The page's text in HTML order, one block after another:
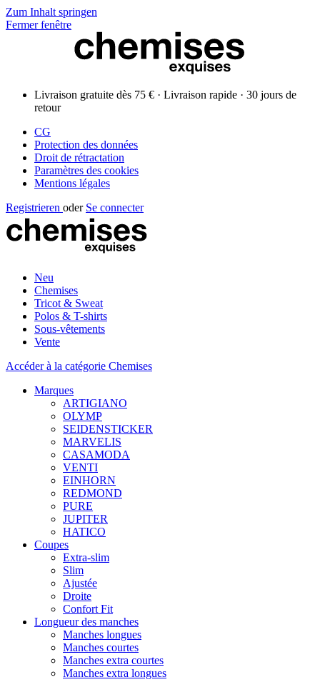
Zum Inhalt springen
Fermer fenêtre
Livraison gratuite dès 75 € · Livraison rapide · 30 jours de
retour
CG
Protection des données
Droit de rétractation
Paramètres des cookies
Mentions légales
Registrieren oder Se connecter
Neu
Chemises
Tricot & Sweat
Polos & T-shirts
Sous-vêtements
Vente
Accéder à la catégorie Chemises
Marques
ARTIGIANO
OLYMP
SEIDENSTICKER
MARVELIS
CASAMODA
VENTI
EINHORN
REDMOND
PURE
JUPITER
HATICO
Coupes
Extra-slim
Slim
Ajustée
Droite
Confort Fit
Longueur des manches
Manches longues
Manches courtes
Manches extra courtes
Manches extra longues